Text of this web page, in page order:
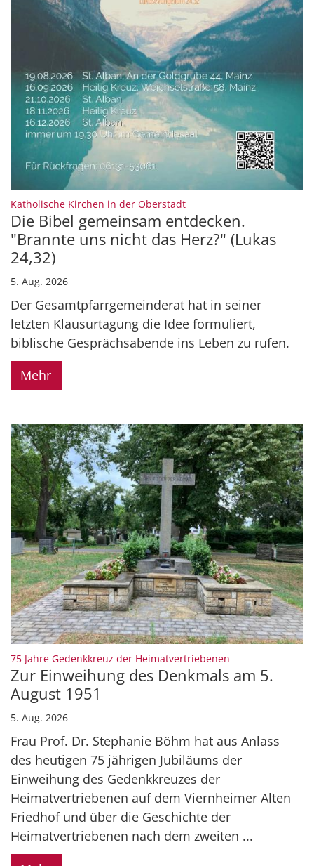
Katholische Kirchen in der Oberstadt:
Die Bibel gemeinsam entdecken.
"Brannte uns nicht das Herz?" (Lukas
24,32)
5. Aug. 2026
Der Gesamtpfarrgemeinderat hat in seiner
letzten Klausurtagung die Idee formuliert,
biblische Gesprächsabende ins Leben zu rufen.
Mehr
75 Jahre Gedenkkreuz der Heimatvertriebenen
Zur Einweihung des Denkmals am 5.
August 1951
5. Aug. 2026
Frau Prof. Dr. Stephanie Böhm hat aus Anlass
des heutigen 75 jährigen Jubiläums der
Einweihung des Gedenkkreuzes der
Heimatvertriebenen auf dem Viernheimer Alten
Friedhof und über die Geschichte der
Heimatvertriebenen nach dem zweiten ...